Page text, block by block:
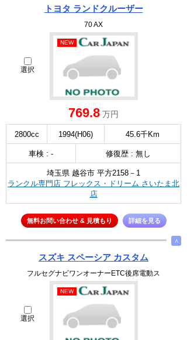
トヨタ ランドクルーザー
70 AX
選択
NEW
769.8 万円
2800cc 1994(H06) 45.6千Km
車検 : - 修復歴 : 無し
埼玉県 越谷市 平方2158－1
ランクル専門店 フレックス・ドリーム さいたま北
店
無料お問い合わせ & 見積もり 詳細を見る
∧
スズキ スペーシア カスタム
フルセグナビワンオーナーETC後席電動ス
選択
NEW